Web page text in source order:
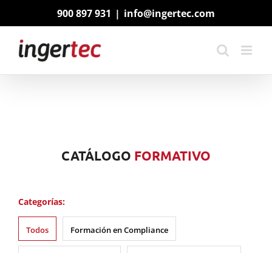
900 897 931 | info@ingertec.com
CATÁLOGO FORMATIVO
Categorías:
Todos Formación en Compliance